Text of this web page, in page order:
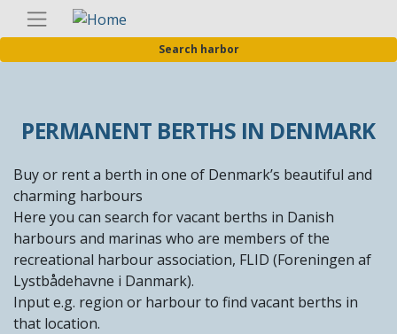
Skip
Search harbor
PERMANENT BERTHS IN DENMARK
Buy or rent a berth in one of Denmark’s beautiful and
charming harbours
Here you can search for vacant berths in Danish
harbours and marinas who are members of the
recreational harbour association, FLID (Foreningen af
Lystbådehavne i Danmark).
Input e.g. region or harbour to find vacant berths in
that location.